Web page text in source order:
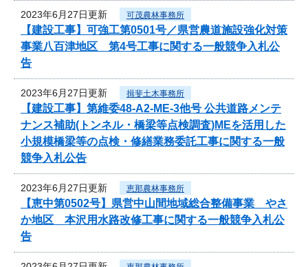
2023年6月27日更新 可茂農林事務所
【建設工事】可強工第0501号／県営農道施設強化対策
事業八百津地区 第4号工事に関する一般競争入札公
告
2023年6月27日更新 揖斐土木事務所
【建設工事】第維委48-A2-ME-3他号 公共道路メンテ
ナンス補助(トンネル・橋梁等点検調査)MEを活用した
小規模橋梁等の点検・修繕業務委託工事に関する一般
競争入札公告
2023年6月27日更新 恵那農林事務所
【恵中第0502号】県営中山間地域総合整備事業 やさ
か地区 本沢用水路改修工事に関する一般競争入札公
告